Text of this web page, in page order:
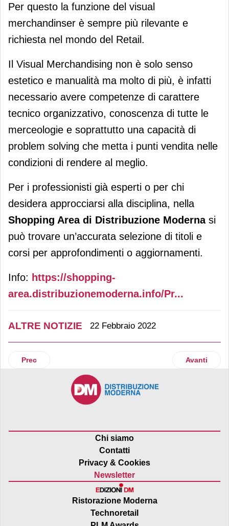
Per questo la funzione del visual
merchandinser è sempre più rilevante e
richiesta nel mondo del Retail.
Il Visual Merchandising non è solo senso
estetico e manualità ma molto di più, è infatti
necessario avere competenze di carattere
tecnico organizzativo, conoscenza di tutte le
merceologie e soprattutto una capacità di
problem solving che metta i punti vendita nelle
condizioni di rendere al meglio.
Per i professionisti già esperti o per chi
desidera approcciarsi alla disciplina, nella
Shopping Area di Distribuzione Modernasi
può trovare un’accurata selezione di titoli e
corsi per approfondimenti o aggiornamenti.
Info: https://shopping-
area.distribuzionemoderna.info/Pr...
ALTRE NOTIZIE 22 Febbraio 2022
Articolo precedente: Il rapporto con il consumatore. Una
Prec Articolo
Avanti
Chi siamo
Contatti
Privacy & Cookies
Newsletter
Ristorazione Moderna
Technoretail